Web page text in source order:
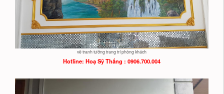
vẽ tranh tường trang trí phòng khách
Hotline: HoạSỹ Thắng : 0906.700.004